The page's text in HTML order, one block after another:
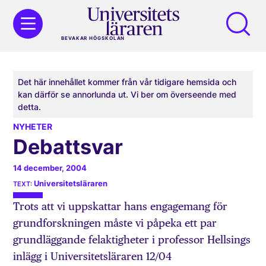
BEVAKAR HÖGSKOLAN
Det här innehållet kommer från vår tidigare hemsida och
kan därför se annorlunda ut. Vi ber om överseende med
detta.
NYHETER
Debattsvar
14 december, 2004
Universitetsläraren
Trots att vi uppskattar hans engagemang för
grundforskningen måste vi påpeka ett par
grundläggande felaktigheter i professor Hellsings
inlägg i Universitetsläraren 12/04